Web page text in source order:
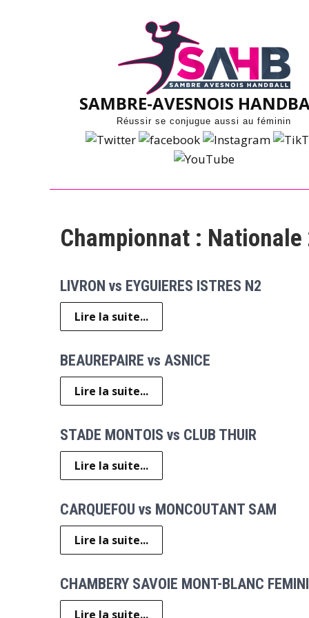
SAMBRE-AVESNOIS
Réussir se conjugue aussi au féminin
Championnat : Nationale
LIVRON vs EYGUIERES ISTRES N2
Lire la suite...
BEAUREPAIRE vs ASNICE
Lire la suite...
STADE MONTOIS vs CLUB THUIR
Lire la suite...
CARQUEFOU vs MONCOUTANT SAM
Lire la suite...
CHAMBERY SAVOIE MONT-BLANC
Lire la suite...